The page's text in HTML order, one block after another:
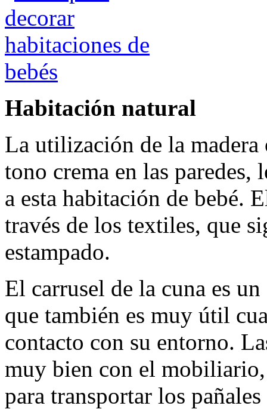
Habitación natural
La utilización de la
tono crema en las
a esta habitación de bebé.
través de los textiles, que
estampado.
El carrusel de la cuna es
que también es muy útil
contacto con su entorno.
muy bien con el mobiliario,
para transportar los